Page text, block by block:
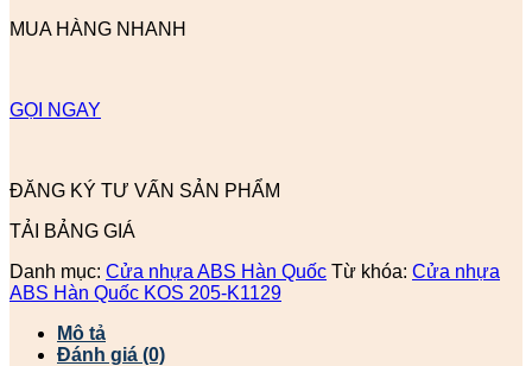
MUA HÀNG NHANH
GỌI NGAY
ĐĂNG KÝ TƯ VẤN SẢN PHẨM
TẢI BẢNG GIÁ
Danh mục: Cửa nhựa ABS Hàn Quốc Từ khóa: Cửa nhựa
ABS Hàn Quốc KOS 205-K1129
Mô tả
Đánh giá (0)